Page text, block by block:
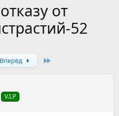
от
52
Вперёд
V.I.P